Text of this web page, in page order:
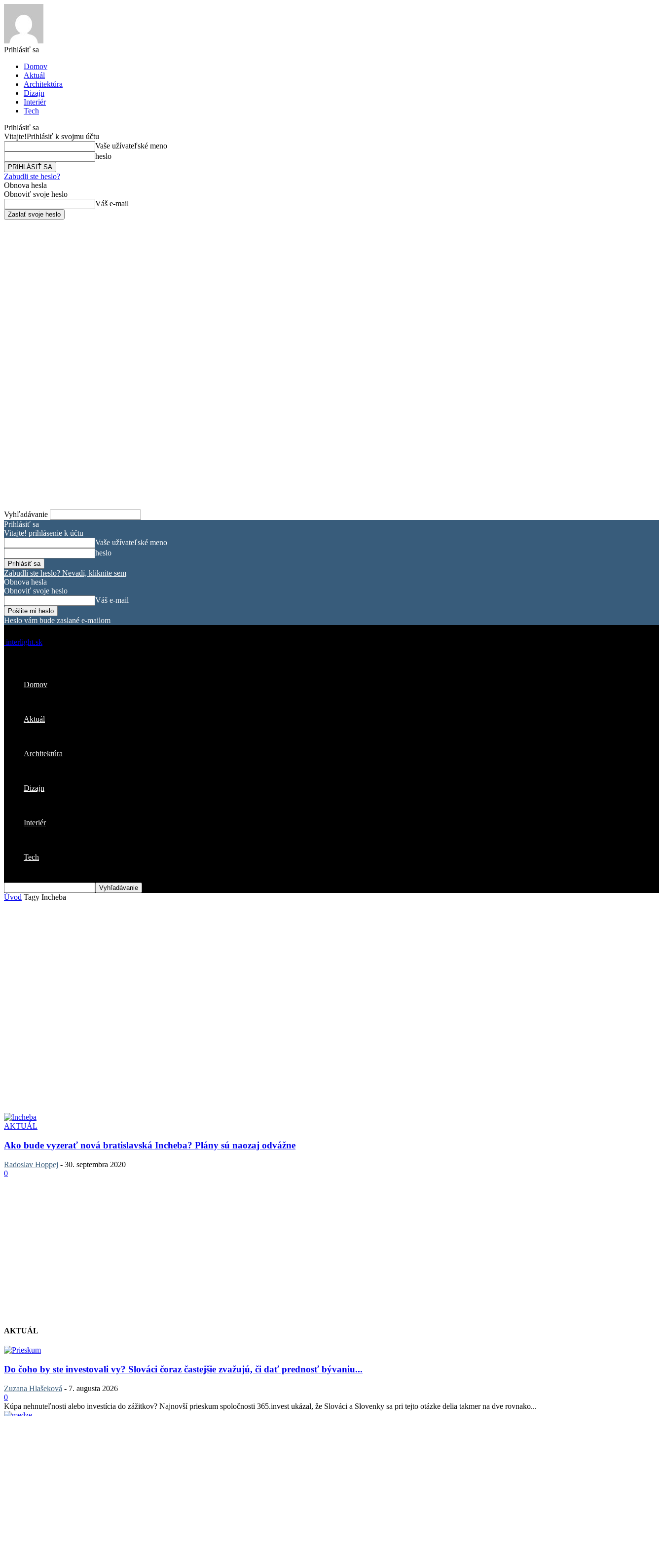
Prihlásiť sa
Domov
Aktuál
Architektúra
Dizajn
Interiér
Tech
Prihlásiť sa
Vitajte!Prihlásiť k svojmu účtu
Vaše užívateľské meno
heslo
Zabudli ste heslo?
Obnova hesla
Obnoviť svoje heslo
Váš e-mail
Vyhľadávanie
Prihlásiť sa
Vitajte! prihlásenie k účtu
Vaše užívateľské meno
heslo
Zabudli ste heslo? Nevadí, kliknite sem
Obnova hesla
Obnoviť svoje heslo
Váš e-mail
Heslo vám bude zaslané e-mailom
interlight.sk
Domov
Aktuál
Architektúra
Dizajn
Interiér
Tech
Úvod Tagy Incheba
AKTUÁL
Ako bude vyzerať nová bratislavská Incheba? Plány sú naozaj odvážne
Radoslav Hoppej - 30. septembra 2020
0
AKTUÁL
Do čoho by ste investovali vy? Slováci čoraz častejšie zvažujú, či dať prednosť bývaniu...
Zuzana Hlašeková - 7. augusta 2026
0
Kúpa nehnuteľnosti alebo investícia do zážitkov? Najnovší prieskum spoločnosti 365.invest ukázal, že Slováci a Slovenky sa pri tejto otázke delia takmer na dve rovnako...